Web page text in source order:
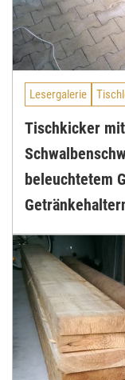
Lesergalerie
Tischkicker mit
beleuchtetem